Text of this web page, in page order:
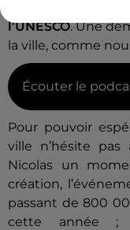
l’UNESCO. Une
la ville, comme
Écouter le
Pour pouvoir
ville n’hésite
Nicolas un
création,
passant de 800
cette année ;